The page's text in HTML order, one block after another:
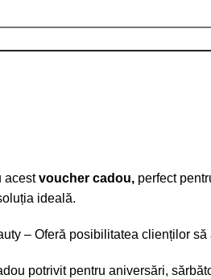
acestvoucher cadou, perfect
ideală.
– Oferă posibilitatea clienților
potrivit pentru aniversări,